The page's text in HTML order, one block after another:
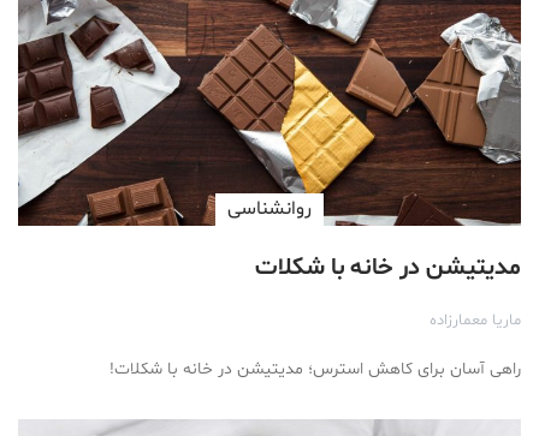
روانشناسی
مدیتیشن در خانه با شکلات
ماریا معمارزاده
راهی آسان برای کاهش استرس؛ مدیتیشن در خانه با شکلات!